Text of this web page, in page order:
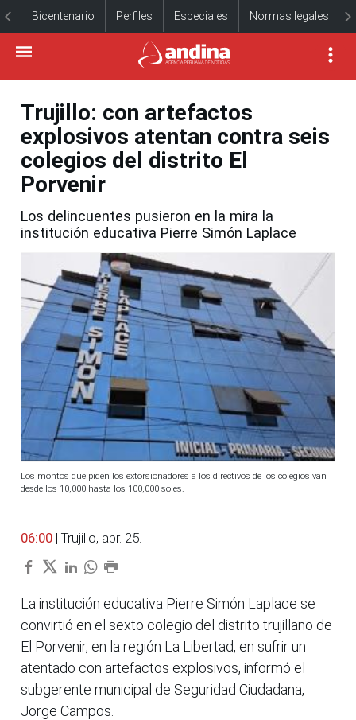
Bicentenario Perfiles Especiales Normas legales
Trujillo: con artefactos
explosivos atentan contra seis
colegios del distrito El
Porvenir
Los delincuentes pusieron en la mira la
institución educativa Pierre Simón Laplace
Los montos que piden los extorsionadores a los directivos de los colegios van
desde los 10,000 hasta los 100,000 soles.
06:00 | Trujillo, abr. 25.
La institución educativa Pierre Simón Laplace se
convirtió en el sexto colegio del distrito trujillano de
El Porvenir, en la región La Libertad, en sufrir un
atentado con artefactos explosivos, informó el
subgerente municipal de Seguridad Ciudadana,
Jorge Campos.